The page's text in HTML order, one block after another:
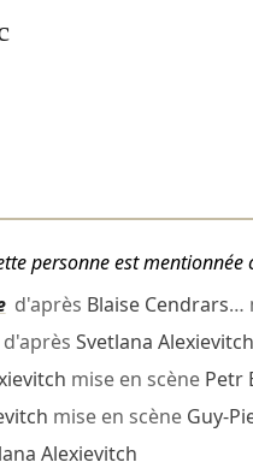
personne est mentionnée
d'après Blaise Cendrars…
Svetlana Alexievitch
mise en scène Petr
mise en scène Guy-
Alexievitch